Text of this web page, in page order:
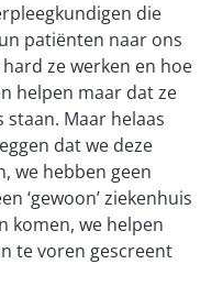
die
patiënten naar ons
ze werken en hoe
helpen maar dat ze
Maar helaas
dat we deze
we hebben geen
‘gewoon’ ziekenhuis
komen, we helpen
te voren gescreent